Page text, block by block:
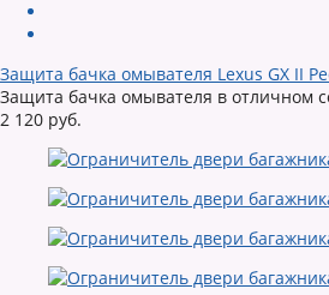
Защита бачка омывателя Lexus GX II
Защита бачка омывателя в отличном
2 120 руб.